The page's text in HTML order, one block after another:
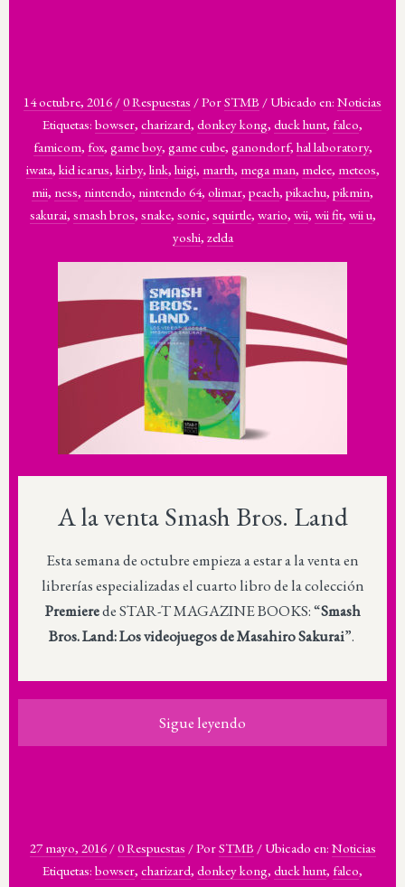
14 octubre, 2016 /0 Respuestas /PorSTMB /Ubicado en: Noticias
Etiquetas: bowser, charizard, donkey kong, duck hunt, falco,
famicom, fox, game boy, game cube, ganondorf, hal laboratory,
iwata, kid icarus, kirby, link, luigi, marth, mega man, melee, meteos,
mii, ness, nintendo, nintendo 64, olimar, peach, pikachu, pikmin,
sakurai, smash bros, snake, sonic, squirtle, wario, wii, wii fit, wii u,
yoshi, zelda
A la venta Smash Bros. Land
Esta semana de octubre empieza a estar a la venta en
librerías especializadas el cuarto libro de la colección
Premierede STAR-T MAGAZINE BOOKS: “Smash
Bros. Land: Los videojuegos de Masahiro Sakurai”.
Sigue leyendo
27 mayo, 2016 /0 Respuestas /PorSTMB /Ubicado en: Noticias
Etiquetas: bowser, charizard, donkey kong, duck hunt, falco,